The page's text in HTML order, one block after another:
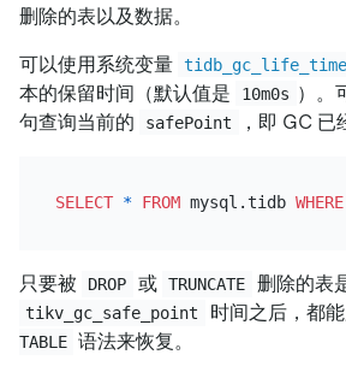
删除的表以及数据。
可以使用系统变量 tidb_gc_life_time
本的保留时间（默认值是
10m0s ）。
句查询当前的
safePoint ，即 GC 已
SELECT * FROM mysql.tidb WHERE
只要被 DROP 或 TRUNCATE 删除的表
tikv_gc_safe_point 时间之后，都
TABLE 语法来恢复。